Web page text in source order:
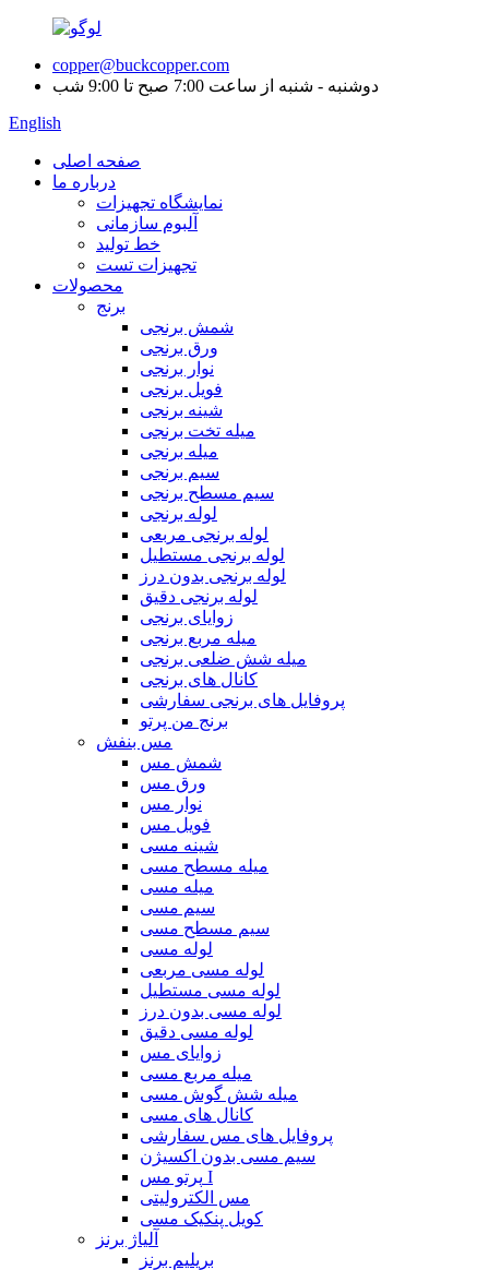
copper@buckcopper.com
دوشنبه - شنبه از ساعت 7:00 صبح تا 9:00 شب
English
صفحه اصلی
درباره ما
نمایشگاه تجهیزات
آلبوم سازمانی
خط تولید
تجهیزات تست
محصولات
برنج
شمش برنجی
ورق برنجی
نوار برنجی
فویل برنجی
شینه برنجی
میله تخت برنجی
میله برنجی
سیم برنجی
سیم مسطح برنجی
لوله برنجی
لوله برنجی مربعی
لوله برنجی مستطیل
لوله برنجی بدون درز
لوله برنجی دقیق
زوایای برنجی
میله مربع برنجی
میله شش ضلعی برنجی
کانال های برنجی
پروفایل های برنجی سفارشی
برنج من پرتو
مس بنفش
شمش مس
ورق مس
نوار مس
فویل مس
شینه مسی
میله مسطح مسی
میله مسی
سیم مسی
سیم مسطح مسی
لوله مسی
لوله مسی مربعی
لوله مسی مستطیل
لوله مسی بدون درز
لوله مسی دقیق
زوایای مس
میله مربع مسی
میله شش گوش مسی
کانال های مسی
پروفایل های مس سفارشی
سیم مسی بدون اکسیژن
پرتو مس I
مس الکترولیتی
کویل پنکیک مسی
آلیاژ برنز
بریلیم برنز